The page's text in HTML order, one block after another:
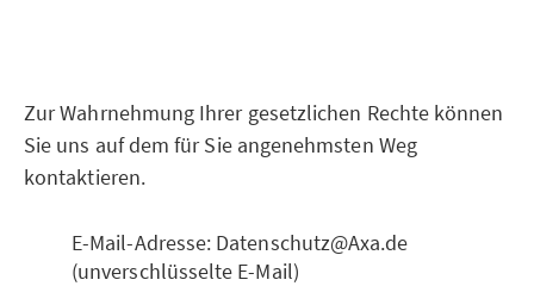
Zur Wahrnehmung Ihrer gesetzlichen Rechte können
Sie uns auf dem für Sie angenehmsten Weg
kontaktieren.
E-Mail-Adresse: Datenschutz@Axa.de
(unverschlüsselte E-Mail)